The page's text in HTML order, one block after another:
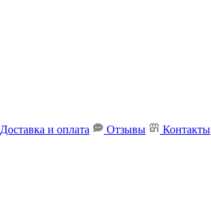
Доставка и оплата Отзывы Контакты